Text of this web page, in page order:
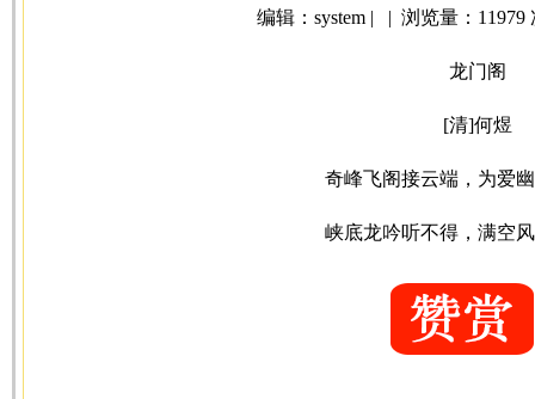
编辑：system | | 浏览量：11979
龙门阁
[清]何煜
奇峰飞阁接云端，为爱
峡底龙吟听不得，满空